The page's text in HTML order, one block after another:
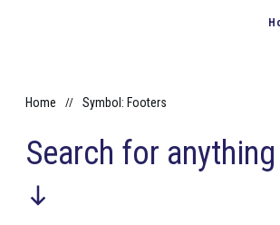
Home // Symbol: Footers
Search for